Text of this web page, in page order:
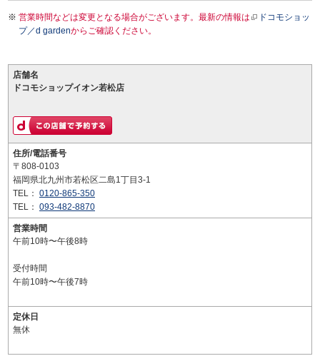
営業時間などは変更となる場合がございます。最新の情報は
ドコモショッ
プ／d gardenからご確認ください。
店舗名
ドコモショップイオン若松店
住所/電話番号
〒808-0103
福岡県北九州市若松区二島1丁目3-1
TEL： 0120-865-350
TEL： 093-482-8870
営業時間
午前10時〜午後8時
受付時間
午前10時〜午後7時
定休日
無休